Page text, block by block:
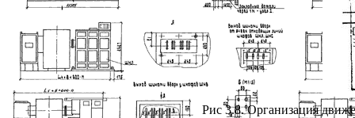
Рис 3.8. Организация